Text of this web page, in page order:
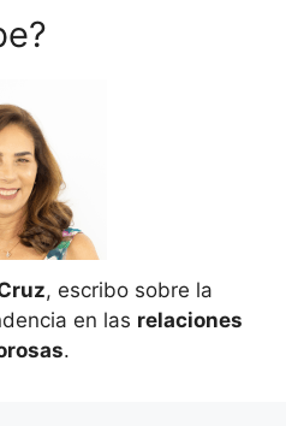
, escribo sobre la
en las relaciones
.